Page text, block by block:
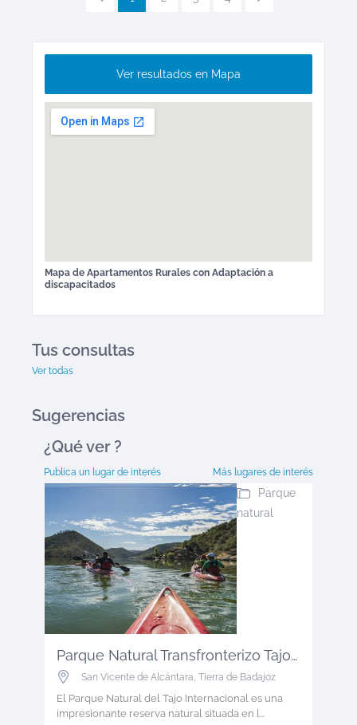
Ver resultados en Mapa
Mapa de Apartamentos Rurales con Adaptación a
discapacitados
Tus consultas
Ver todas
Sugerencias
¿Qué ver ?
Publica un lugar de interés Más lugares de interés
Parque Natural Transfronterizo Tajo ...
San Vicente de Alcántara Tierra de Badajoz
El Parque Natural del Tajo Internacional es una
impresionante reserva natural situada en l...
Parque
natural